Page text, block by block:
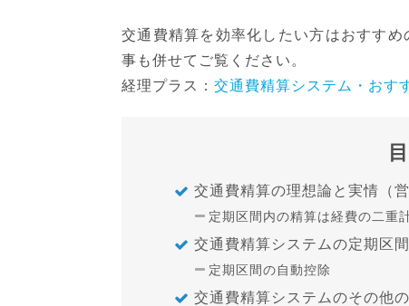
交通費精算を効率化したい方はおすす
事も併せてご覧ください。
経理プラス： 交通費精算システム・お
交通費精算の理想論と実情（
定期区間内の精算は経費の二重
交通費精算システムの定期区
定期区間の自動控除
交通費精算システムのその他